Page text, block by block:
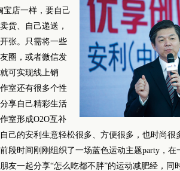
宝店一样，要自己
货、自己递送，
张。只需将一些
圈，或者微信发
可实现线上销
室还有很多个性
享自己精彩生活
室形成O2O互补
己的安利生意轻松很多、方便很多，也时尚很
时间刚刚组织了一场蓝色运动主题party，在
友一起分享“怎么吃都不胖”的运动减肥经，同